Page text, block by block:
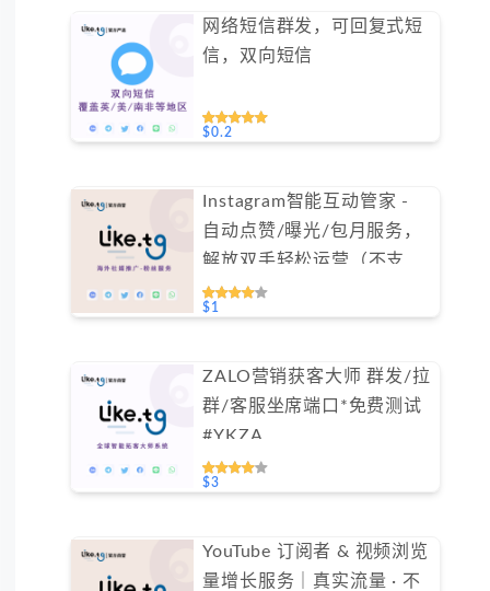
网络短信群发，可回复式短
信，双向短信
$0.2
Instagram智能互动管家 -
自动点赞/曝光/包月服务，
解放双手轻松运营（不支持
免费测试）
$1
ZALO营销获客大师 群发/拉
群/客服坐席端口*免费测试
#YKZA
$3
YouTube 订阅者 & 视频浏览
量增长服务｜真实流量 · 不